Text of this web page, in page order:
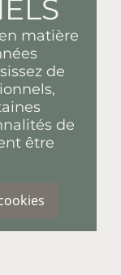
matière
de
de
être